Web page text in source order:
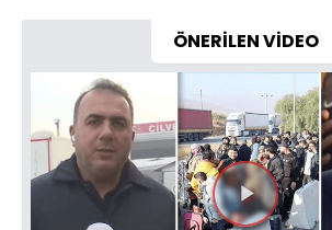
ÖNERİLEN VİDEO
Videoyu